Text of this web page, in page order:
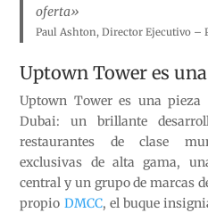
oferta»
Paul Ashton, Director Ejecutivo –
Uptown Tower es
Uptown Tower es una
Dubai: un brillante
restaurantes de clase
exclusivas de alta gama,
central y un grupo de marcas
propio DMCC, el buque